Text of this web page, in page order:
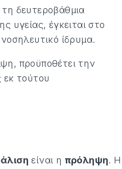
δευτεροβάθμια
υγείας, έγκειται στο
ίδρυμα.
προϋποθέτει την
εκ τούτου
είναι η πρόληψη. Η